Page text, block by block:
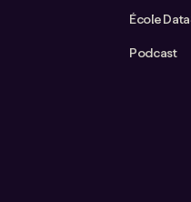
École
Podcast